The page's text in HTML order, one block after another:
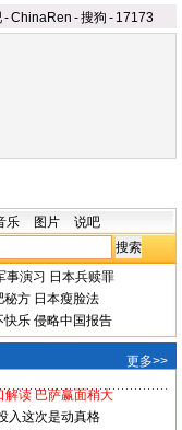
-ChinaRen -搜狗 - 17173
乐 图片 说吧
事演习 日本兵赎罪
秘方 日本瘦脸法
快乐 侵略中国报告
更多>>
解读 巴萨赢面稍大
入这次是动真格